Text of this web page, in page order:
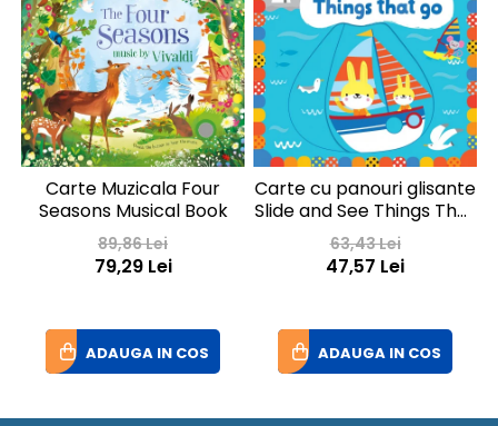
Carte Muzicala Four
Seasons Musical Book
89,86 Lei
79,29 Lei
ADAUGA IN COS
Carte cu panouri glisante
Slide and See Things That
Go
63,43 Lei
47,57 Lei
ADAUGA IN COS